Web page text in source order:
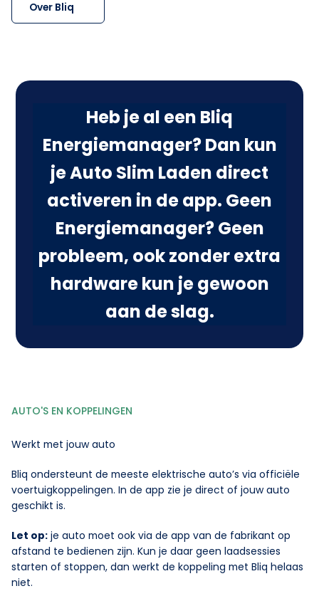
Over Bliq
Heb je al een Bliq
Energiemanager? Dan kun
je Auto Slim Laden direct
activeren in de app. Geen
Energiemanager? Geen
probleem, ook zonder extra
hardware kun je gewoon
aan de slag.
AUTO'S EN KOPPELINGEN
Werkt met jouw auto
Bliq ondersteunt de meeste elektrische auto’s via officiële
voertuigkoppelingen. In de app zie je direct of jouw auto
geschikt is.
Let op: je auto moet ook via de app van de fabrikant op
afstand te bedienen zijn. Kun je daar geen laadsessies
starten of stoppen, dan werkt de koppeling met Bliq helaas
niet.